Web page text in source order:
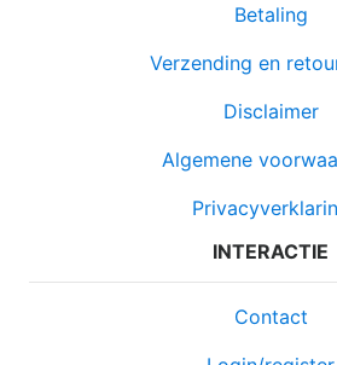
Betaling
Verzending en
Disclaimer
Algemene
INTERACTIE
Contact